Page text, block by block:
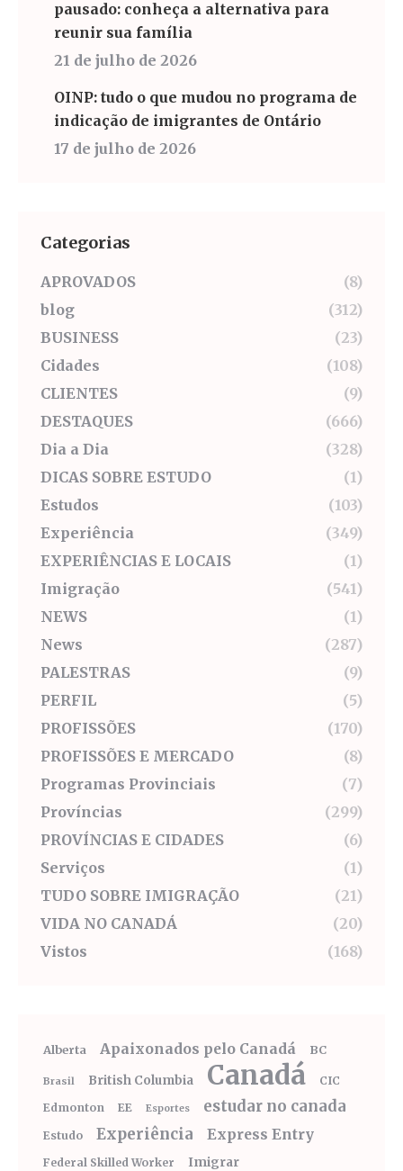
pausado: conheça a alternativa para
reunir sua família
21 de julho de 2026
OINP: tudo o que mudou no programa de
indicação de imigrantes de Ontário
17 de julho de 2026
Categorias
APROVADOS
(8)
blog
(312)
BUSINESS
(23)
Cidades
(108)
CLIENTES
(9)
DESTAQUES
(666)
Dia a Dia
(328)
DICAS SOBRE ESTUDO
(1)
Estudos
(103)
Experiência
(349)
EXPERIÊNCIAS E LOCAIS
(1)
Imigração
(541)
NEWS
(1)
News
(287)
PALESTRAS
(9)
PERFIL
(5)
PROFISSÕES
(170)
PROFISSÕES E MERCADO
(8)
Programas Provinciais
(7)
Províncias
(299)
PROVÍNCIAS E CIDADES
(6)
Serviços
(1)
TUDO SOBRE IMIGRAÇÃO
(21)
VIDA NO CANADÁ
(20)
Vistos
(168)
Alberta Apaixonados pelo Canadá BC
Brasil British Columbia Canadá
CIC
Edmonton
EE Esportes estudar no canada
Estudo Experiência Express Entry
Federal Skilled Worker Imigrar